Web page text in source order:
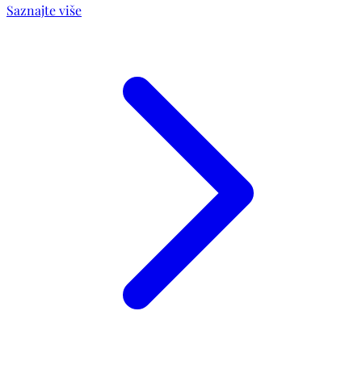
Saznajte više